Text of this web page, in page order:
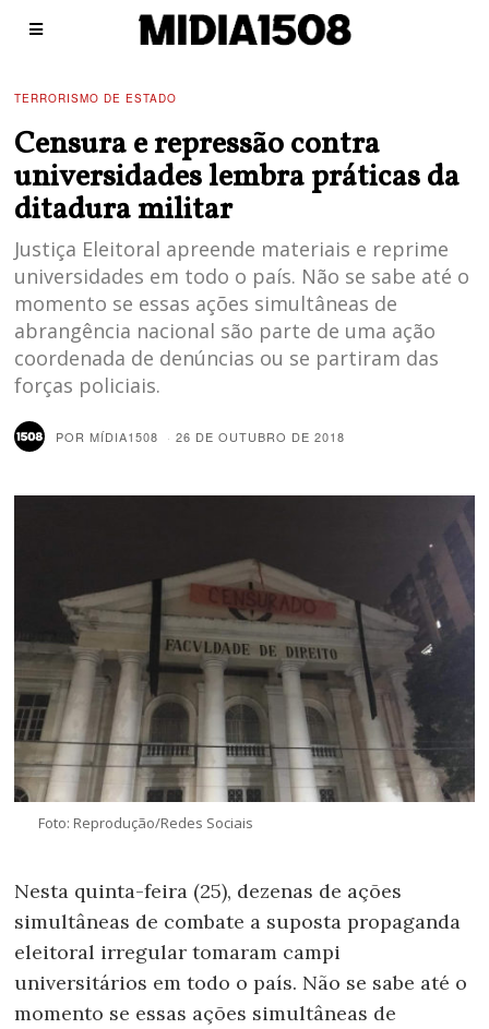
TERRORISMO DE ESTADO
Censura e repressão contra
universidades lembra práticas da
ditadura militar
Justiça Eleitoral apreende materiais e reprime
universidades em todo o país. Não se sabe até o
momento se essas ações simultâneas de
abrangência nacional são parte de uma ação
coordenada de denúncias ou se partiram das
forças policiais.
PORMÍDIA1508 26 DE OUTUBRO DE 2018
Foto: Reprodução/Redes Sociais
Nesta quinta-feira (25), dezenas de ações
simultâneas de combate a suposta propaganda
eleitoral irregular tomaram campi
universitários em todo o país. Não se sabe até o
momento se essas ações simultâneas de